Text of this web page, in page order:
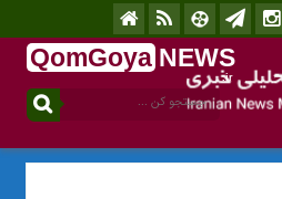
QomGoya NEWS
.ir